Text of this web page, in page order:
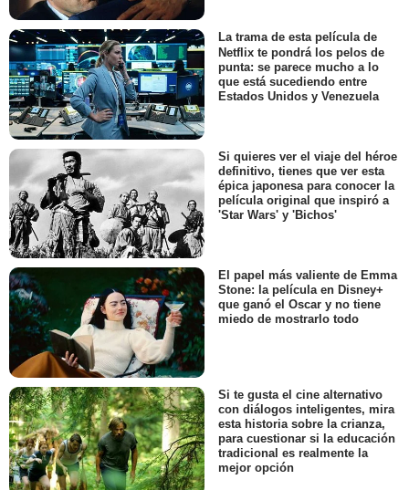
La trama de esta película de
Netflix te pondrá los pelos de
punta: se parece mucho a lo
que está sucediendo entre
Estados Unidos y Venezuela
Si quieres ver el viaje del héroe
definitivo, tienes que ver esta
épica japonesa para conocer la
película original que inspiró a
'Star Wars' y 'Bichos'
El papel más valiente de Emma
Stone: la película en Disney+
que ganó el Oscar y no tiene
miedo de mostrarlo todo
Si te gusta el cine alternativo
con diálogos inteligentes, mira
esta historia sobre la crianza,
para cuestionar si la educación
tradicional es realmente la
mejor opción